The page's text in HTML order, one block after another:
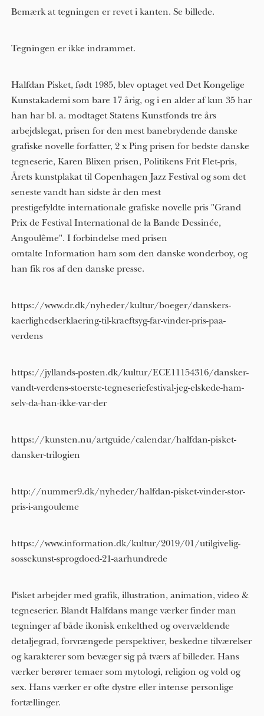
Bemærk at tegningen er revet i kanten. Se billede.
Tegningen er ikke indrammet.
Halfdan Pisket, født 1985, blev optaget ved Det Kongelige
Kunstakademi som bare 17 årig, og i en alder af kun 3​5​ har
han har bl. a. modtaget Statens Kunstfonds tre års
arbejdslegat, prisen for den mest banebrydende danske
grafiske novelle forfatter, 2 x Ping prisen for bedste danske
tegneserie, Karen Blixen prisen, Politikens Frit Flet-pris,
Årets kunstplakat til Copenhagen Jazz Festival og som det
seneste vandt han sidste år den mest
prestigefyldte internationale grafiske novelle pris "Grand
Prix de Festival International de la Bande Dessinée,
Angoulême". I forbindelse med prisen
omtalte Information ham som den danske wonderboy, og
han fik ros af den danske presse.
https://www.dr.dk/nyheder/kultur/boeger/danskers-
kaerlighedserklaering-til-kraeftsyg-far-vinder-pris-paa-
verdens
https://jyllands-posten.dk/kultur/ECE11154316/dansker-
vandt-verdens-stoerste-tegneseriefestival-jeg-elskede-ham-
selv-da-han-ikke-var-der
https://kunsten.nu/artguide/calendar/halfdan-pisket-
dansker-trilogien
http://nummer9.dk/nyheder/halfdan-pisket-vinder-stor-
pris-i-angouleme
https://www.information.dk/kultur/2019/01/utilgivelig-
sossekunst-sprogdoed-21-aarhundrede
Pisket arbejder med grafik, illustration, animation, video &
tegneserier. Blandt Halfdans mange værker finder man
tegninger af både ikonisk enkelthed og overvældende
detaljegrad, forvrængede perspektiver, beskedne tilværelser
og karakterer som bevæger sig på tværs af billeder. Hans
værker berører temaer som mytologi, religion og vold og
sex. Hans værker er ofte dystre eller intense personlige
fortællinger.